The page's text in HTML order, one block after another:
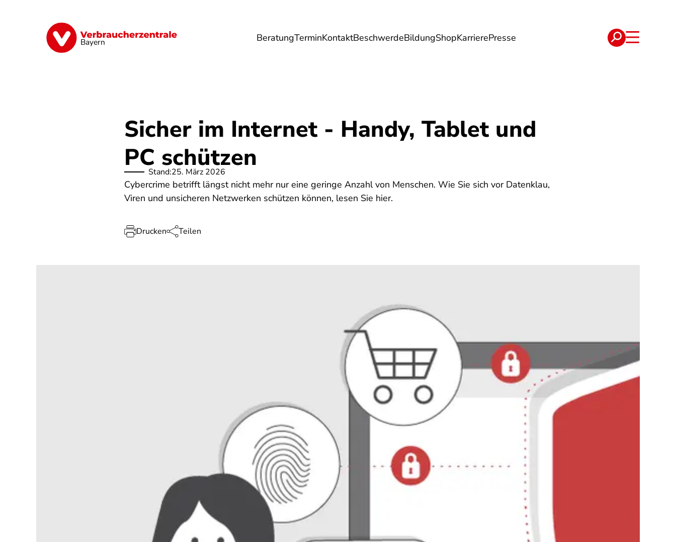
Bayern BeratungTerminKontaktBeschwerdeBildungShopKarrierePresse
Finanzen Digitales Lebensmittel Umwelt Gesundheit Energie Reise Verträge
Sicher im Internet - Handy, Tablet und
PC schützen
Stand:25. März 2026
Cybercrime betrifft längst nicht mehr nur eine geringe Anzahl von Menschen. Wie Sie sich vor Datenklau,
Viren und unsicheren Netzwerken schützen können, lesen Sie hier.
Drucken Teilen